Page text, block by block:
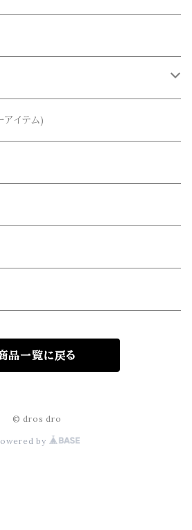
フレーバーデザイン)
ーファクトリー)
ース)
ポーク)
クリップ
イテム)
品一覧に戻る
© dros dro
by